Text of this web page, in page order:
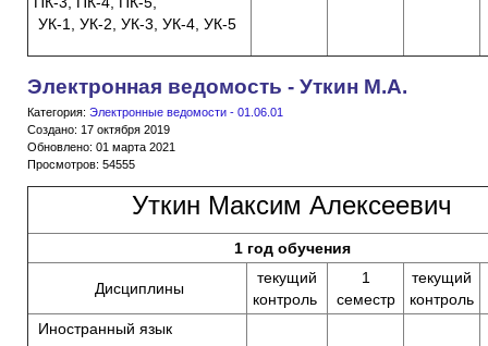
УК-1, УК-2, УК-3, УК-4, УК-5
Электронная ведомость - Уткин М.А.
Категория: Электронные ведомости - 01.06.01
Создано: 17 октября 2019
Обновлено: 01 марта 2021
Просмотров: 54555
Уткин Максим Алексеевич
1 год обучения
Дисциплины
текущий
контроль
1
семестр
текущий
контроль
Иностранный язык